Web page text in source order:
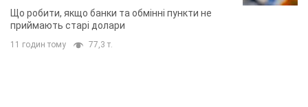
Що робити, якщо банки та обмінні пункти не
приймають старі долари
11 годин тому 77,3 т.